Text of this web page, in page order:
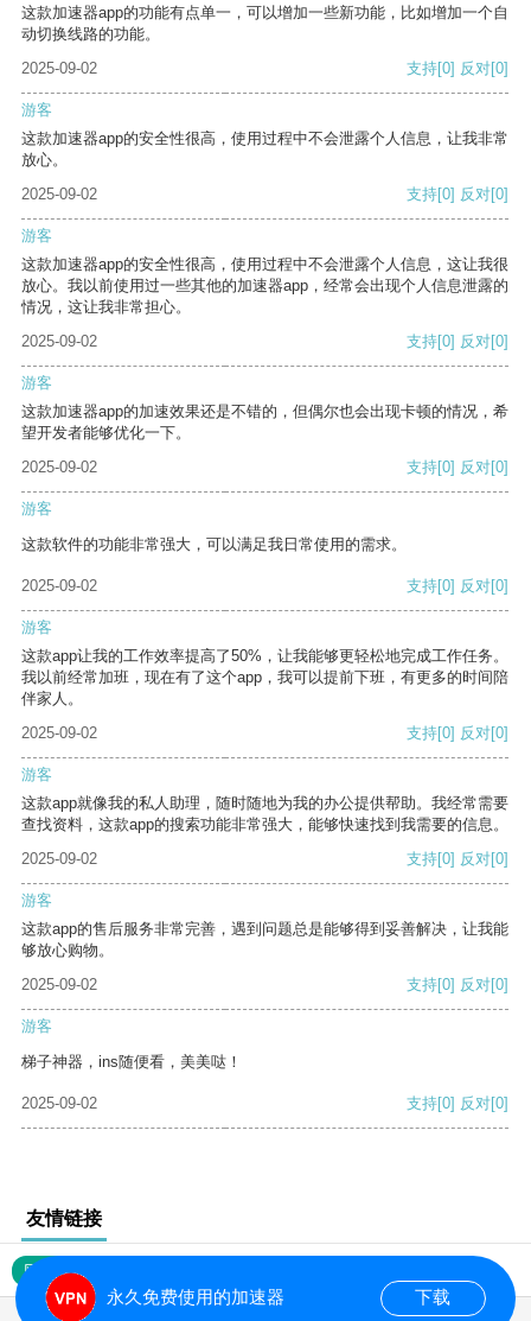
这款加速器app的功能有点单一，可以增加一些新功能，比如增加一个自
动切换线路的功能。
2025-09-02
支持[0] 反对[0]
游客
这款加速器app的安全性很高，使用过程中不会泄露个人信息，让我非常
放心。
2025-09-02
支持[0] 反对[0]
游客
这款加速器app的安全性很高，使用过程中不会泄露个人信息，这让我很
放心。我以前使用过一些其他的加速器app，经常会出现个人信息泄露的
情况，这让我非常担心。
2025-09-02
支持[0] 反对[0]
游客
这款加速器app的加速效果还是不错的，但偶尔也会出现卡顿的情况，希
望开发者能够优化一下。
2025-09-02
支持[0] 反对[0]
游客
这款软件的功能非常强大，可以满足我日常使用的需求。
2025-09-02 支持[0] 反对[0]
游客
这款app让我的工作效率提高了50%，让我能够更轻松地完成工作任务。
我以前经常加班，现在有了这个app，我可以提前下班，有更多的时间陪
伴家人。
2025-09-02
支持[0] 反对[0]
游客
这款app就像我的私人助理，随时随地为我的办公提供帮助。我经常需要
查找资料，这款app的搜索功能非常强大，能够快速找到我需要的信息。
2025-09-02
支持[0] 反对[0]
游客
这款app的售后服务非常完善，遇到问题总是能够得到妥善解决，让我能
够放心购物。
2025-09-02
支持[0] 反对[0]
游客
梯子神器，ins随便看，美美哒！
2025-09-02 支持[0] 反对[0]
友情链接
网站地图
永久免费使用的加速器 下载